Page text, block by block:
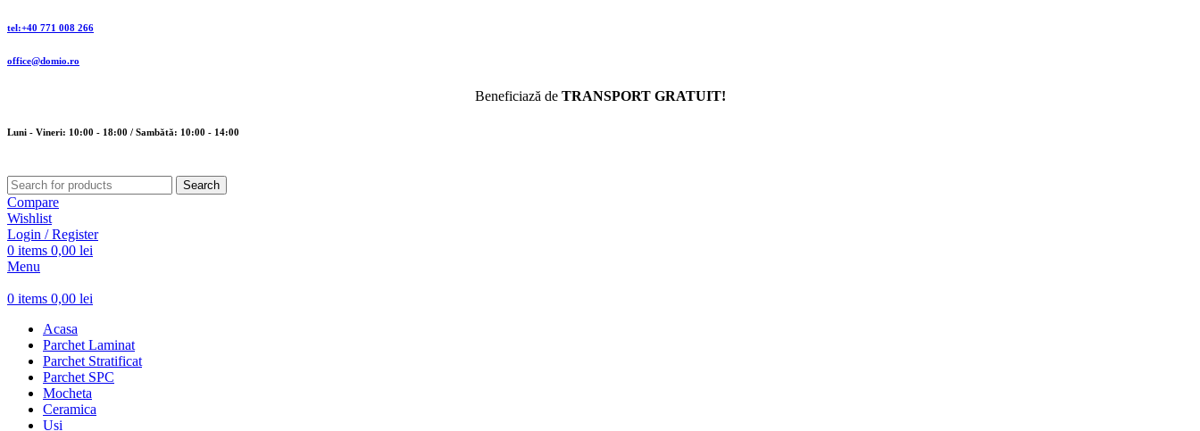
tel:+40 771 008 266
office@domio.ro
Beneficiază de TRANSPORT GRATUIT!
Luni - Vineri: 10:00 - 18:00 / Sambătă: 10:00 - 14:00
Search
Compare
Wishlist
Login / Register
0 items 0,00 lei
Menu
0 items 0,00 lei
Acasa
Parchet Laminat
Parchet Stratificat
Parchet SPC
Mocheta
Ceramica
Usi